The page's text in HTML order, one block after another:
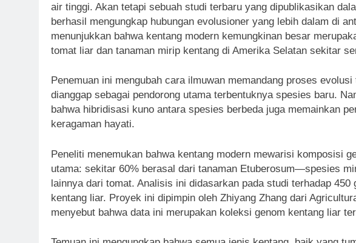
air tinggi. Akan tetapi sebuah studi terbaru yang dipublikasikan
berhasil mengungkap hubungan evolusioner yang lebih dalam di
menunjukkan bahwa kentang modern kemungkinan besar
tomat liar dan tanaman mirip kentang di Amerika Selatan sekitar
Penemuan ini mengubah cara ilmuwan memandang proses
dianggap sebagai pendorong utama terbentuknya spesies baru.
bahwa hibridisasi kuno antara spesies berbeda juga memainkan
keragaman hayati.
Peneliti menemukan bahwa kentang modern mewarisi komposisi
utama: sekitar 60% berasal dari tanaman Etuberosum—spesies
lainnya dari tomat. Analisis ini didasarkan pada studi terhadap
kentang liar. Proyek ini dipimpin oleh Zhiyang Zhang dari
menyebut bahwa data ini merupakan koleksi genom kentang liar